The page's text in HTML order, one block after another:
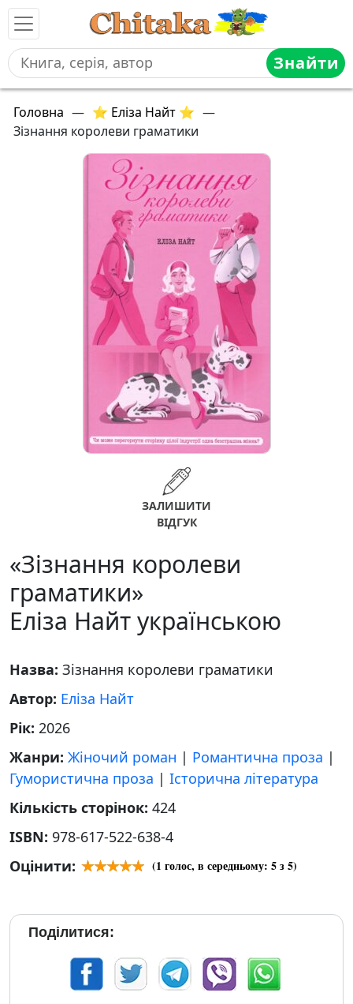
Знайти
Головна — ⭐ Еліза Найт ⭐ —
Зізнання королеви граматики
ЗАЛИШИТИ
ВІДГУК
«Зізнання королеви
граматики»
Еліза Найт українською
Назва: Зізнання королеви граматики
Автор: Еліза Найт
Рік: 2026
Жанри: Жіночий роман | Романтична проза |
Гумористична проза | Історична література
Кількість сторінок: 424
ISBN: 978-617-522-638-4
Оцінити:
(1 голос, в середньому: 5з 5)
Поділитися: